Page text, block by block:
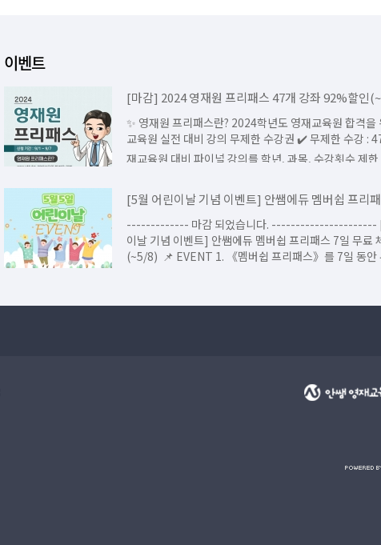
이벤트
[마감] 2024 영재원 프리패스 47개 강좌 92%할인
✨ 영재원 프리패스란? 2024학년도 영재교육원 합격을 위한 영재
교육원 실전 대비 강의 무제한 수강권 ​✔️ 무제한 수강 : 47개의 영
재교육원 대비 파이널 강의를 학년, 과목, 수강횟수 제
------------- 마감 되었습니다. ---------------------- [5월 어린
이날 기념 이벤트] 안쌤에듀 멤버쉽 프리패스 7일 무료 체험
(~5/8) ​ ​📌 EVENT 1. 《멤버쉽 프리패스》를 7일 동안 무료 체험